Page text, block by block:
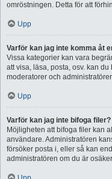
omröstningen. Detta för att
Upp
Varför kan jag inte komma åt
Vissa kategorier kan vara
att visa, läsa, posta, osv. kan
moderatorer och
Upp
Varför kan jag inte bifoga filer?
Möjligheten att bifoga filer kan
användare. Administratören
försöker posta i, eller så kan
administratören om du är